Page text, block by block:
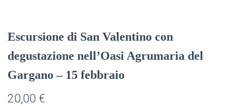
Escursione di San Valentino con
degustazione nell’Oasi Agrumaria del
Gargano – 15 febbraio
20,00 €